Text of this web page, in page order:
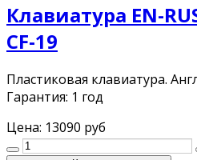
Клавиатура EN-
CF-19
Пластиковая клавиатура.
Гарантия: 1 год
Цена: 13090 руб